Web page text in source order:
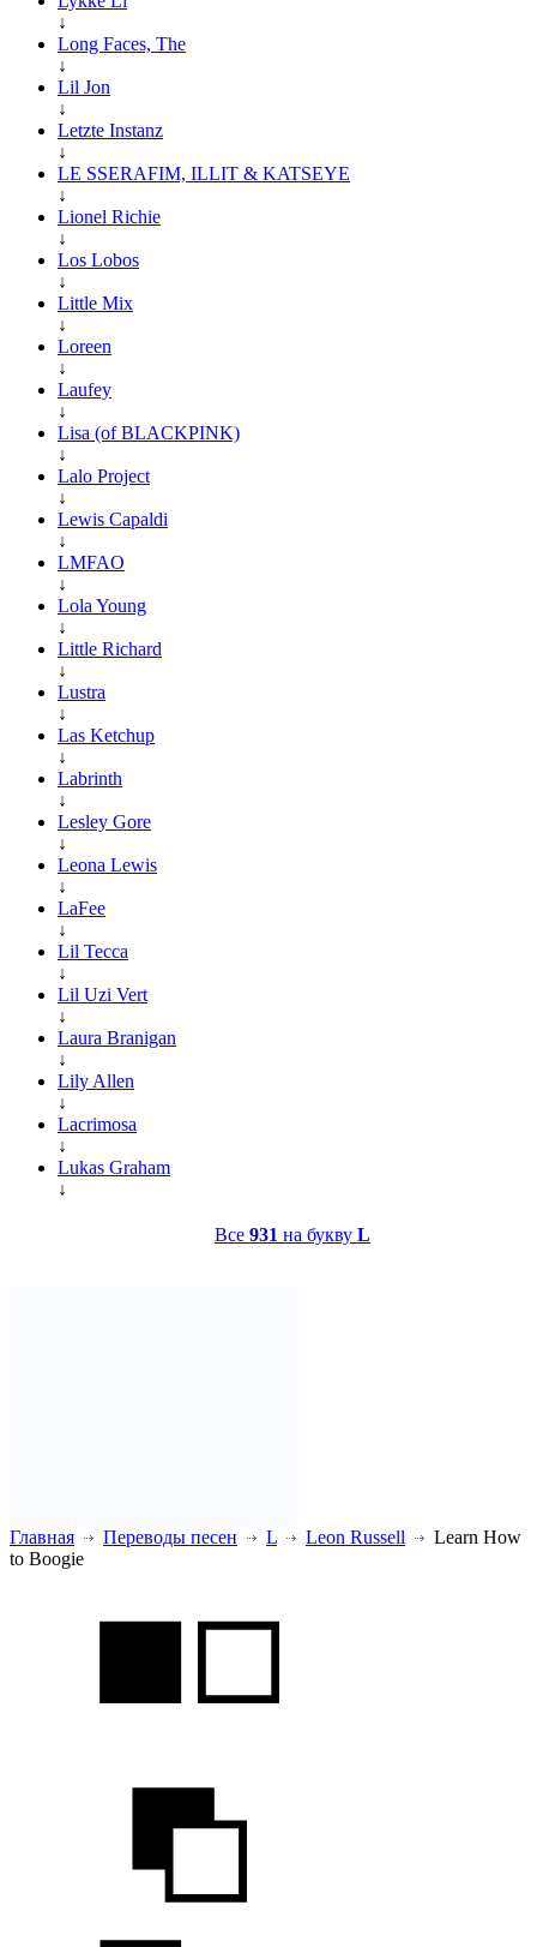
↓
Long Faces, The
↓
Lil Jon
↓
Letzte Instanz
↓
LE SSERAFIM, ILLIT & KATSEYE
↓
Lionel Richie
↓
Los Lobos
↓
Little Mix
↓
Loreen
↓
Laufey
↓
Lisa (of BLACKPINK)
↓
Lalo Project
↓
Lewis Capaldi
↓
LMFAO
↓
Lola Young
↓
Little Richard
↓
Lustra
↓
Las Ketchup
↓
Labrinth
↓
Lesley Gore
↓
Leona Lewis
↓
LaFee
↓
Lil Tecca
↓
Lil Uzi Vert
↓
Laura Branigan
↓
Lily Allen
↓
Lacrimosa
↓
Lukas Graham
↓
Все 931 на букву L
Главная Переводы песен L Leon Russell
Learn How
to Boogie